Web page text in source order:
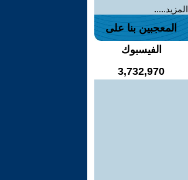
المزيد.....
المعجبين بنا على
الفيسبوك
3,732,970